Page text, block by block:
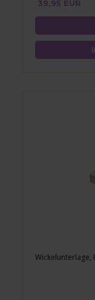
39,95 EUR
Wickelunterlage,